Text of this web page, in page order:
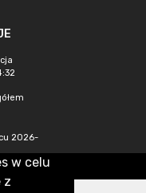
2026-
w celu
z